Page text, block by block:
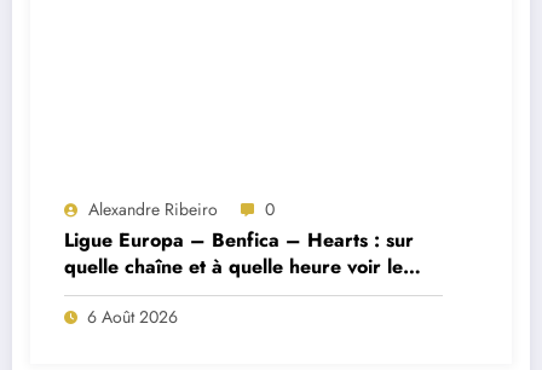
Alexandre Ribeiro 0
Ligue Europa – Benfica – Hearts : sur
quelle chaîne et à quelle heure voir le
match ?
6 Août 2026